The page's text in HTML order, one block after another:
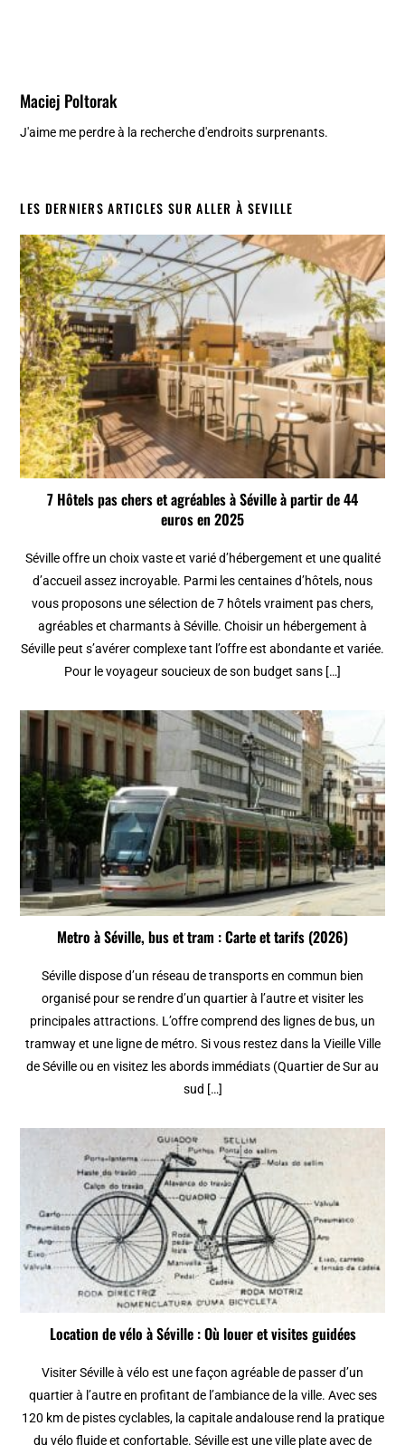
Maciej Poltorak
J'aime me perdre à la recherche d'endroits surprenants.
LES DERNIERS ARTICLES SUR ALLER À SEVILLE
7 Hôtels pas chers et agréables à Séville à partir de 44
euros en 2025
Séville offre un choix vaste et varié d’hébergement et une qualité
d’accueil assez incroyable. Parmi les centaines d’hôtels, nous
vous proposons une sélection de 7 hôtels vraiment pas chers,
agréables et charmants à Séville. Choisir un hébergement à
Séville peut s’avérer complexe tant l’offre est abondante et variée.
Pour le voyageur soucieux de son budget sans […]
Metro à Séville, bus et tram : Carte et tarifs (2026)
Séville dispose d’un réseau de transports en commun bien
organisé pour se rendre d’un quartier à l’autre et visiter les
principales attractions. L’offre comprend des lignes de bus, un
tramway et une ligne de métro. Si vous restez dans la Vieille Ville
de Séville ou en visitez les abords immédiats (Quartier de Sur au
sud […]
Location de vélo à Séville : Où louer et visites guidées
Visiter Séville à vélo est une façon agréable de passer d’un
quartier à l’autre en profitant de l’ambiance de la ville. Avec ses
120 km de pistes cyclables, la capitale andalouse rend la pratique
du vélo fluide et confortable. Séville est une ville plate avec de